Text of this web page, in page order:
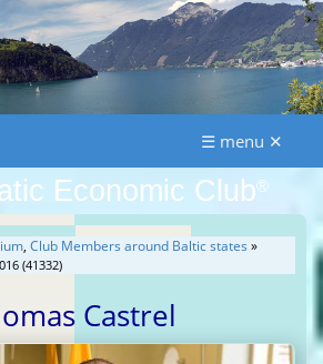
Economic Club®
☰ menu ✕
, Club Members around Baltic states »
(41332)
Castrel